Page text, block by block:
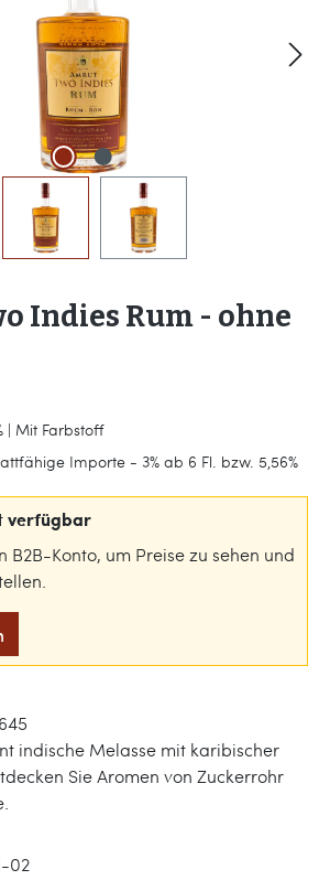
Indies Rum - ohne
| Mit Farbstoff
Importe - 3% ab 6 Fl. bzw. 5,56%
verfügbar
B2B-Konto, um Preise zu sehen und
indische Melasse mit karibischer
Sie Aromen von Zuckerrohr
02